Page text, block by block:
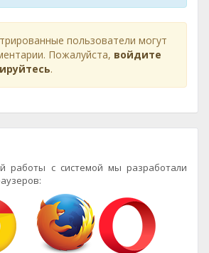
пользователи могут
Пожалуйста, войдите
.
работы с системой мы разработали